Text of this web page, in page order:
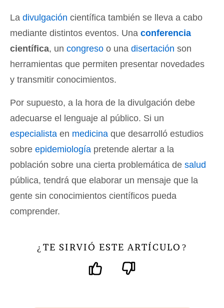
La divulgación científica también se lleva a cabo
mediante distintos eventos. Una conferencia
científica, un congreso o una disertación son
herramientas que permiten presentar novedades
y transmitir conocimientos.
Por supuesto, a la hora de la divulgación debe
adecuarse el lenguaje al público. Si un
especialista en medicina que desarrolló estudios
sobre epidemiología pretende alertar a la
población sobre una cierta problemática de salud
pública, tendrá que elaborar un mensaje que la
gente sin conocimientos científicos pueda
comprender.
¿ TE SIRVIÓ ESTE ARTÍCULO ?